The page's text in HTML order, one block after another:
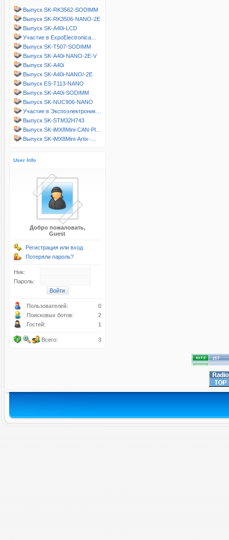
Выпуск SK-RK3562-SODIMM
Выпуск SK-RK3506-NANO-2E
Выпуск SK-A40i-LCD
Участие в ExpoElectronica…
Выпуск SK-T507-SODIMM
Выпуск SK-A40i-NANO-2E-V
Выпуск SK-A40i
Выпуск SK-A40i-NANO/-2E
Выпуск ES-T113-NANO
Выпуск SK-A40i-SODIMM
Выпуск SK-NUC906-NANO
Участие в Экспоэлектроник…
Выпуск SK-STM32H743
Выпуск SK-iMX8Mini-CAN-Pl…
Выпуск SK-iMX8Mini-Artix-…
User Info
Добро пожаловать,
Guest
Регистрация или вход
Потеряли пароль?
Ник:
Пароль:
Пользователей:
0
Поисковых ботов:
2
Гостей:
1
Всего: 3